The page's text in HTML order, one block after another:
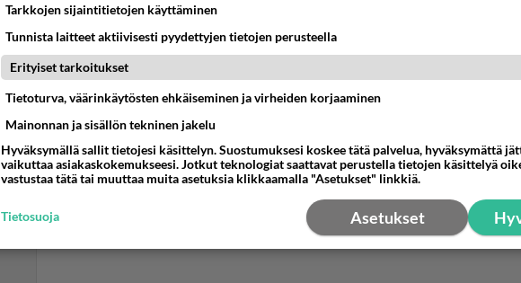
Tarkkojen sijaintitietojen käyttäminen
Tunnista laitteet aktiivisesti pyydettyjen tietojen perusteella
Erityiset tarkoitukset
Tietoturva, väärinkäytösten ehkäiseminen ja virheiden korjaaminen
Mainonnan ja sisällön tekninen jakelu
Hyväksymällä sallit tietojesi käsittelyn. Suostumuksesi koskee tätä palvelua, hyväksymättä
vaikuttaa asiakaskokemukseesi. Jotkut teknologiat saattavat perustella tietojen käsittelyä
vastustaa tätä tai muuttaa muita asetuksia klikkaamalla "Asetukset" linkkiä.
Asetukset
Tietosuoja